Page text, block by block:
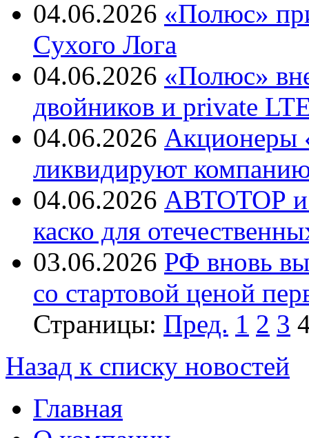
04.06.2026 «Полюс»
Cухого Лога
04.06.2026 «Полюс»
двойников и private
04.06.2026 Акционеры
ликвидируют компанию
04.06.2026 АВТОТОР и
каско для
03.06.2026 РФ вновь
со стартовой ценой
Страницы: Пред. 1 2 3
Назад к списку новостей
Главная